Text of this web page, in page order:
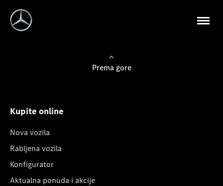
Prema gore
Kupite online
Nova vozila
Rabljena vozila
Konfigurator
Aktualna ponuda i akcije